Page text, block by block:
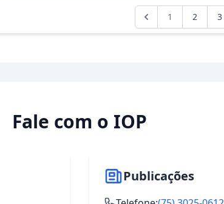
1 2 3
Fale com o IOP
Publicações